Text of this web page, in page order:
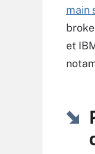
main
et